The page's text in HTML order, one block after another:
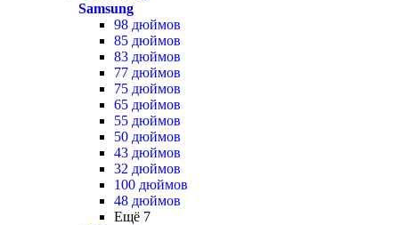
Samsung
98 дюймов
85 дюймов
83 дюймов
77 дюймов
75 дюймов
65 дюймов
55 дюймов
50 дюймов
43 дюймов
32 дюймов
100 дюймов
48 дюймов
Ещё 7